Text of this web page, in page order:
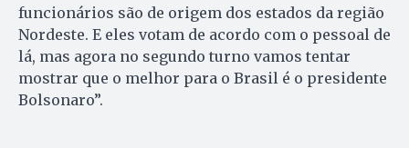
funcionários são de origem dos estados da região
Nordeste. E eles votam de acordo com o pessoal de
lá, mas agora no segundo turno vamos tentar
mostrar que o melhor para o Brasil é o presidente
Bolsonaro”.